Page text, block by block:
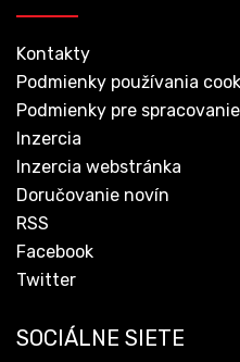
Kontakty
Podmienky používania
Podmienky pre
Inzercia
Inzercia webstránka
Doručovanie novín
RSS
Facebook
Twitter
SOCIÁLNE SIETE